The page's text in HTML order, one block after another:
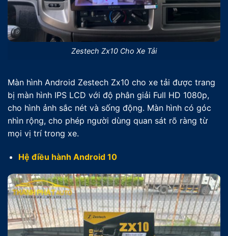
Zestech Zx10 Cho Xe Tải
Màn hình Android Zestech Zx10 cho xe tải được trang
bị màn hình IPS LCD với độ phân giải Full HD 1080p,
cho hình ảnh sắc nét và sống động. Màn hình có góc
nhìn rộng, cho phép người dùng quan sát rõ ràng từ
mọi vị trí trong xe.
Hệ điều hành Android 10